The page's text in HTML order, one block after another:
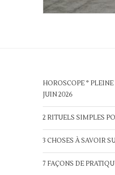
HOROSCOPE °
JUIN 2026
2 RITUELS SIMPLES
3 CHOSES À SAVOIR
7 FAÇONS DE